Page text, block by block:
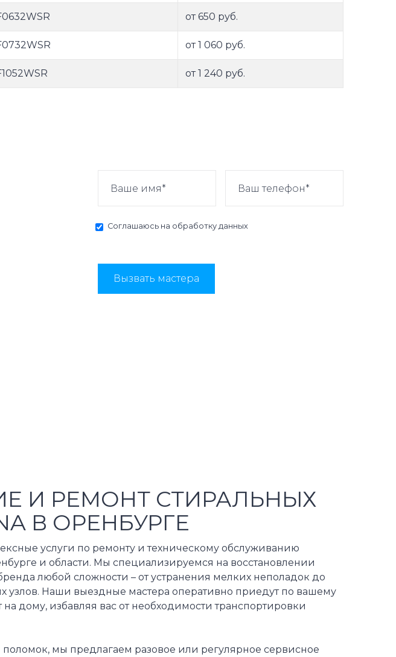
от 650 руб.
от 1 060 руб.
от 1 240 руб.
Соглашаюсь на обработку данных
Вызвать мастера
И РЕМОНТ СТИРАЛЬНЫХ
В ОРЕНБУРГЕ
услуги по ремонту и техническому обслуживанию
и области. Мы специализируемся на восстановлении
любой сложности – от устранения мелких неполадок до
узлов. Наши выездные мастера оперативно приедут по вашему
дому, избавляя вас от необходимости транспортировки
мы предлагаем разовое или регулярное сервисное